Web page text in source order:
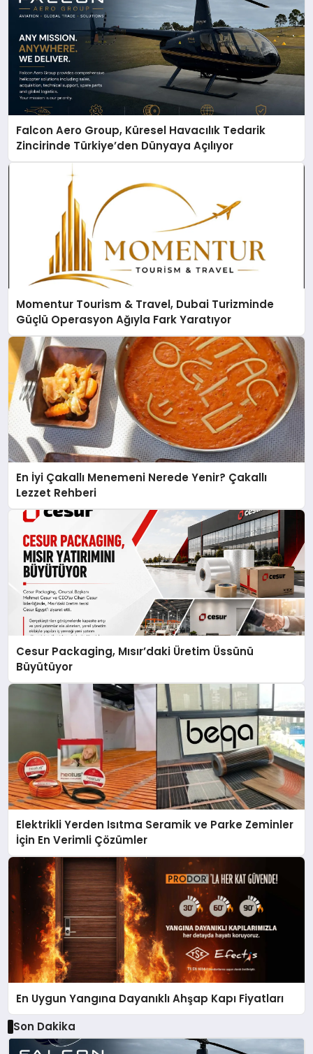
Falcon Aero Group, Küresel Havacılık Tedarik
Zincirinde Türkiye’den Dünyaya Açılıyor
Momentur Tourism & Travel, Dubai Turizminde
Güçlü Operasyon Ağıyla Fark Yaratıyor
En İyi Çakallı Menemeni Nerede Yenir? Çakallı
Lezzet Rehberi
Cesur Packaging, Mısır’daki Üretim Üssünü
Büyütüyor
Elektrikli Yerden Isıtma Seramik ve Parke Zeminler
İçin En Verimli Çözümler
En Uygun Yangına Dayanıklı Ahşap Kapı Fiyatları
Son Dakika